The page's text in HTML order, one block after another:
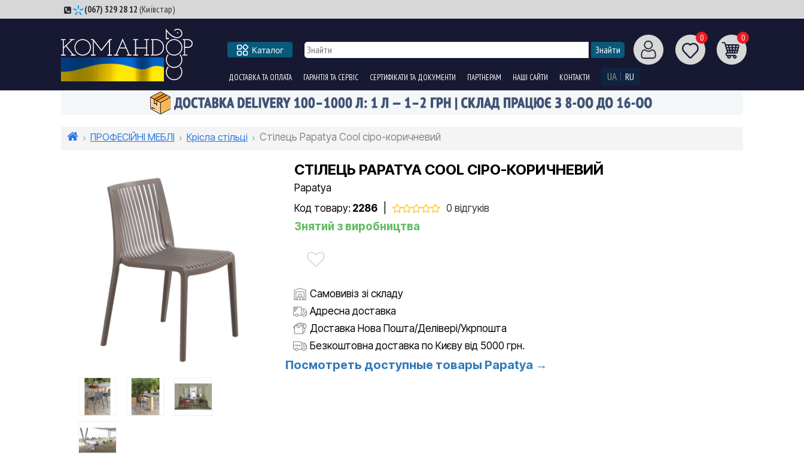
(067) 329 28 12 (Київстар)
Каталог
0 0
ДОСТАВКА ТА ОПЛАТА ГАРАНТІЯ ТА СЕРВІС СЕРТИФІКАТИ ТА ДОКУМЕНТИ ПАРТНЕРАМ НАШІ САЙТИ КОНТАКТИ UA RU
ПРОФЕСІЙНІ МЕБЛІ Крісла стільці Стілець Papatya Cool сіро-коричневий
СТІЛЕЦЬ PAPATYA COOL СІРО-КОРИЧНЕВИЙ
Papatya
Код товару: 2286 0 відгуків
Знятий з виробництва
Самовивіз зі складу
Адресна доставка
Доставка Нова Пошта/Делівері/Укрпошта
Безкоштовна доставка по Києву від 5000 грн.
Посмотреть доступные товары Papatya →